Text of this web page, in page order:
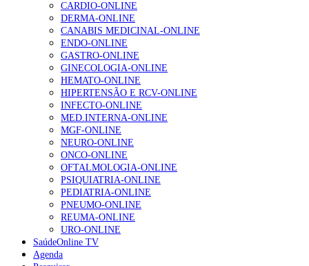
CARDIO-ONLINE
DERMA-ONLINE
CANABIS MEDICINAL-ONLINE
ENDO-ONLINE
GASTRO-ONLINE
GINECOLOGIA-ONLINE
HEMATO-ONLINE
HIPERTENSÃO E RCV-ONLINE
INFECTO-ONLINE
MED.INTERNA-ONLINE
MGF-ONLINE
NEURO-ONLINE
ONCO-ONLINE
OFTALMOLOGIA-ONLINE
PSIQUIATRIA-ONLINE
PEDIATRIA-ONLINE
PNEUMO-ONLINE
REUMA-ONLINE
URO-ONLINE
SaúdeOnline TV
Agenda